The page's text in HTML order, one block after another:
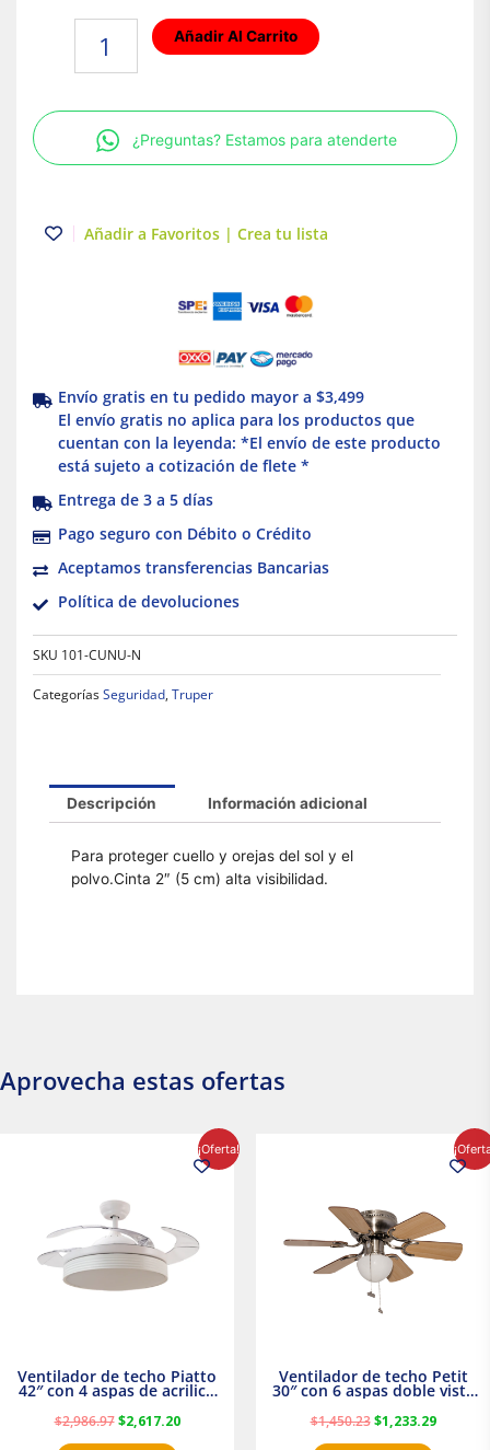
Naranja
30cm
Truper
Añadir Al Carrito
¿Preguntas? Estamos para atenderte
Añadir a Favoritos | Crea tu lista
Envío gratis en tu pedido mayor a $3,499
El envío gratis no aplica para los productos que
cuentan con la leyenda: *El envío de este producto
está sujeto a cotización de flete *
Entrega de 3 a 5 días
Pago seguro con Débito o Crédito
Aceptamos transferencias Bancarias
Política de devoluciones
SKU 101-CUNU-N
CategoríasSeguridad, Truper
Descripción Información adicional
Para proteger cuello y orejas del sol y el
polvo.Cinta 2″ (5 cm) alta visibilidad.
Aprovecha estas ofertas
¡Oferta!
Ventilador de techo Piatto
42″ con 4 aspas de acrilico
transparente
$2,986.97
$2,986.97.
$2,617.20
precio
actual
Ventilador de techo Petit
30″ con 6 aspas doble vista
Satinado Masterfan
$1,450.23
$1,450.23.
$1,233.29
precio
actual